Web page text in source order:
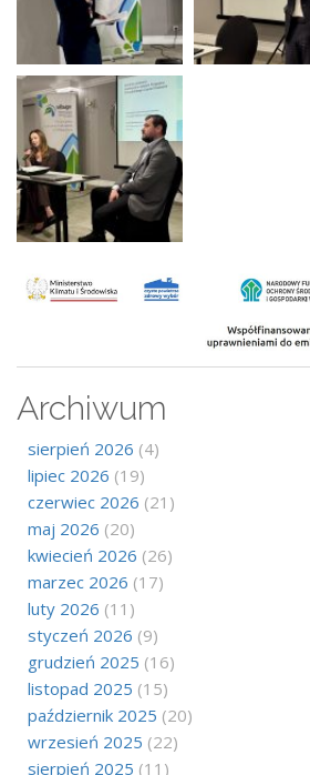
Archiwum
sierpień 2026 (4)
lipiec 2026 (19)
czerwiec 2026 (21)
maj 2026 (20)
kwiecień 2026 (26)
marzec 2026 (17)
luty 2026 (11)
styczeń 2026 (9)
grudzień 2025 (16)
listopad 2025 (15)
październik 2025 (20)
wrzesień 2025 (22)
sierpień 2025 (11)